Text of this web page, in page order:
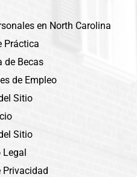
en North Carolina
Práctica
de Becas
de Empleo
Sitio
Sitio
Legal
Privacidad